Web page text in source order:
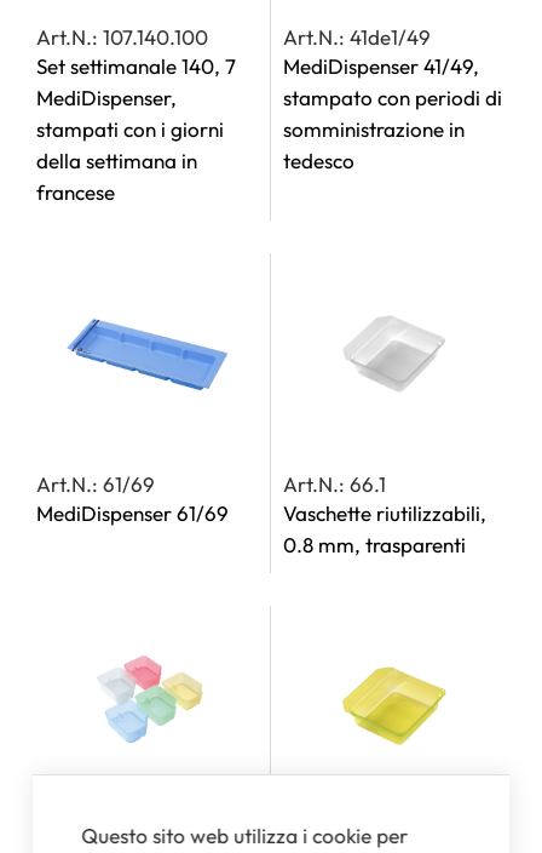
Art.N.: 107.140.100
Set settimanale 140, 7
MediDispenser,
stampati con i giorni
della settimana in
francese
Art.N.: 41de1/49
MediDispenser 41/49,
stampato con periodi di
somministrazione in
tedesco
Art.N.: 61/69
MediDispenser 61/69
Art.N.: 66.1
Vaschette riutilizzabili,
0.8 mm, trasparenti
Art.N.: 100.148 Art.N.: 66.2
Questo sito web utilizza i cookie per